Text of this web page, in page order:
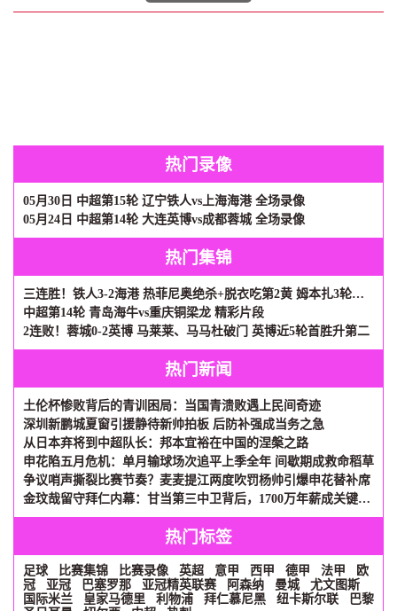
热门录像
05月30日 中超第15轮 辽宁铁人vs上海海港 全场录像
05月24日 中超第14轮 大连英博vs成都蓉城 全场录像
热门集锦
三连胜！铁人3-2海港 热菲尼奥绝杀+脱衣吃第2黄 姆本扎3轮轰6球
中超第14轮 青岛海牛vs重庆铜梁龙 精彩片段
2连败！蓉城0-2英博 马莱莱、马马杜破门 英博近5轮首胜升第二
热门新闻
土伦杯惨败背后的青训困局：当国青溃败遇上民间奇迹
深圳新鹏城夏窗引援静待新帅拍板 后防补强成当务之急
从日本弃将到中超队长：邦本宜裕在中国的涅槃之路
申花陷五月危机：单月输球场次追平上季全年 间歇期成救命稻草
争议哨声撕裂比赛节奏？麦麦提江两度吹罚杨帅引爆申花替补席
金玟哉留守拜仁内幕：甘当第三中卫背后，1700万年薪成关键砝码
热门标签
足球 比赛集锦 比赛录像 英超 意甲 西甲 德甲 法甲
欧
冠
亚冠 巴塞罗那 亚冠精英联赛 阿森纳 曼城
尤文图斯
国际米兰
皇家马德里 利物浦 拜仁慕尼黑 纽卡斯尔联
巴黎